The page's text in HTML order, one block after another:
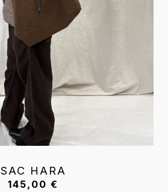
SAC HARA
145,00 €